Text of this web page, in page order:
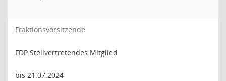
Fraktionsvorsitzende
FDP Stellvertretendes Mitglied
bis 21.07.2024